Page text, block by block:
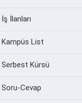
İş İlanları
Kampüs List
Serbest Kürsü
Soru-Cevap